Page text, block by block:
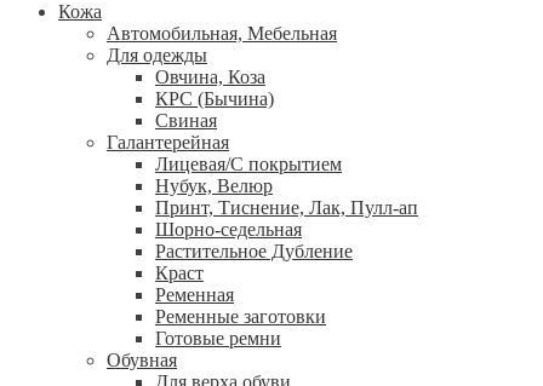
Кожа
Автомобильная, Мебельная
Для одежды
Овчина, Коза
КРС (Бычина)
Свиная
Галантерейная
Лицевая/С покрытием
Нубук, Велюр
Принт, Тиснение, Лак, Пулл-ап
Шорно-седельная
Растительное Дубление
Краст
Ременная
Ременные заготовки
Готовые ремни
Обувная
Для верха обуви